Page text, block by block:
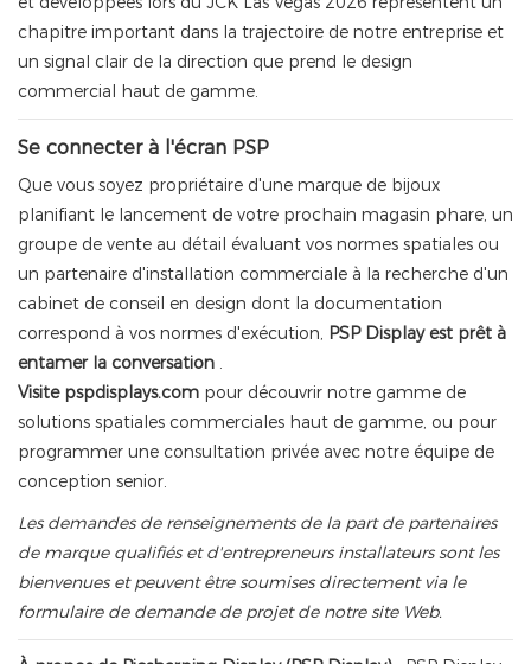
chapitre important dans la trajectoire de notre entreprise et
un signal clair de la direction que prend le design
commercial haut de gamme.
Se connecter à l'écran PSP
Que vous soyez propriétaire d'une marque de bijoux
planifiant le lancement de votre prochain magasin phare, un
groupe de vente au détail évaluant vos normes spatiales ou
un partenaire d'installation commerciale à la recherche d'un
cabinet de conseil en design dont la documentation
correspond à vos normes d'exécution, PSP Display est prêt à
entamer la conversation .
Visitepspdisplays.com pour découvrir notre gamme de
solutions spatiales commerciales haut de gamme, ou pour
programmer une consultation privée avec notre équipe de
conception senior.
Les demandes de renseignements de la part de partenaires
de marque qualifiés et d'entrepreneurs installateurs sont les
bienvenues et peuvent être soumises directement via le
formulaire de demande de projet de notre site Web.